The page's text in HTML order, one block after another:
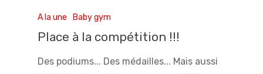
A la une Baby gym
Place à la compétition !!!
Des podiums... Des médailles... Mais aussi